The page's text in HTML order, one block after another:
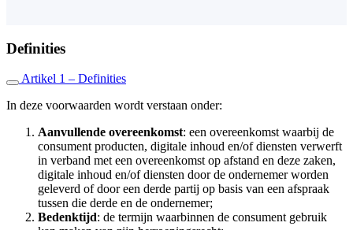
Definities
Artikel 1 – Definities
In deze voorwaarden wordt verstaan onder:
Aanvullende overeenkomst: een overeenkomst waarbij de
consument producten, digitale inhoud en/of diensten verwerft
in verband met een overeenkomst op afstand en deze zaken,
digitale inhoud en/of diensten door de ondernemer worden
geleverd of door een derde partij op basis van een afspraak
tussen die derde en de ondernemer;
Bedenktijd: de termijn waarbinnen de consument gebruik